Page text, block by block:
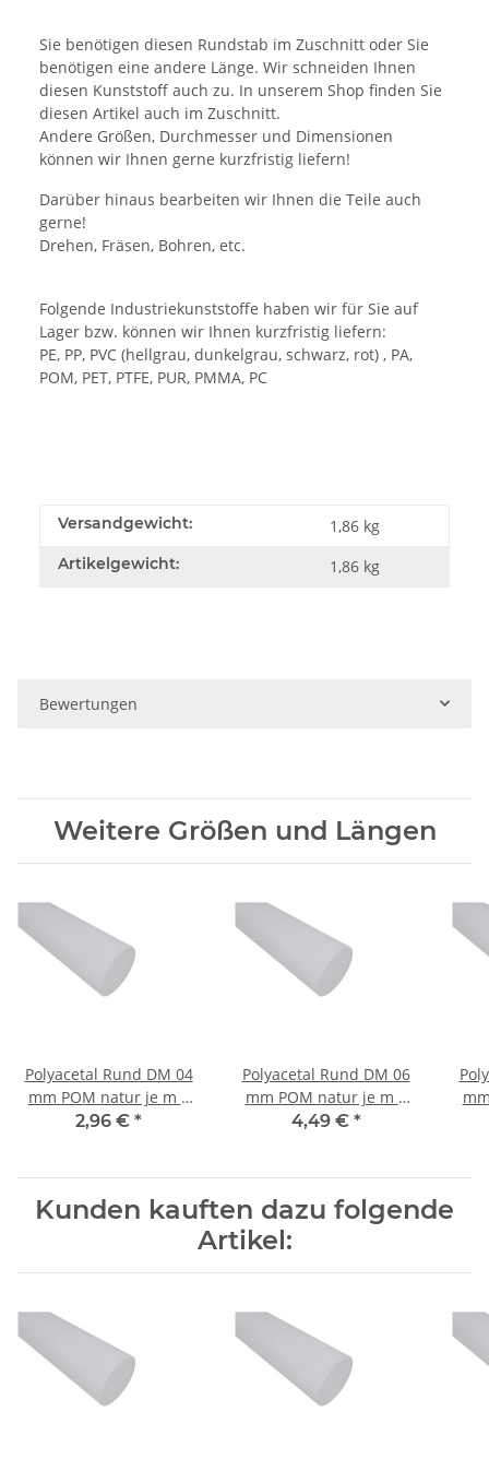
Sie benötigen diesen Rundstab im Zuschnitt oder Sie
benötigen eine andere Länge. Wir schneiden Ihnen
diesen Kunststoff auch zu. In unserem Shop finden Sie
diesen Artikel auch im Zuschnitt.
Andere Größen, Durchmesser und Dimensionen
können wir Ihnen gerne kurzfristig liefern!
Darüber hinaus bearbeiten wir Ihnen die Teile auch
gerne!
Drehen, Fräsen, Bohren, etc.
Folgende Industriekunststoffe haben wir für Sie auf
Lager bzw. können wir Ihnen kurzfristig liefern:
PE, PP, PVC (hellgrau, dunkelgrau, schwarz, rot) , PA,
POM, PET, PTFE, PUR, PMMA, PC
Versandgewicht: 1,86 kg
Artikelgewicht: 1,86 kg
Bewertungen
Weitere Größen und Längen
Polyacetal Rund DM 04
mm POM natur je m ±
5mm
2,96 € *
Polyacetal Rund DM 06
mm POM natur je m ±
5mm
4,49 € *
Kunden kauften dazu folgende
Artikel: